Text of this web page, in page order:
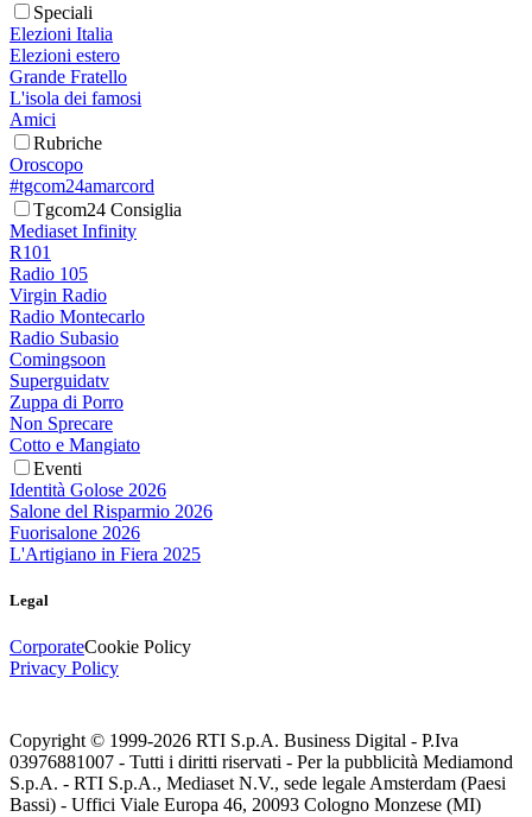
Speciali
Elezioni Italia
Elezioni estero
Grande Fratello
L'isola dei famosi
Amici
Rubriche
Oroscopo
#tgcom24amarcord
Tgcom24 Consiglia
Mediaset Infinity
R101
Radio 105
Virgin Radio
Radio Montecarlo
Radio Subasio
Comingsoon
Superguidatv
Zuppa di Porro
Non Sprecare
Cotto e Mangiato
Eventi
Identità Golose 2026
Salone del Risparmio 2026
Fuorisalone 2026
L'Artigiano in Fiera 2025
Legal
CorporateCookie Policy
Privacy Policy
Copyright © 1999-2026 RTI S.p.A. Business Digital - P.Iva
03976881007 - Tutti i diritti riservati - Per la pubblicità Mediamond
S.p.A. - RTI S.p.A., Mediaset N.V., sede legale Amsterdam (Paesi
Bassi) - Uffici Viale Europa 46, 20093 Cologno Monzese (MI)